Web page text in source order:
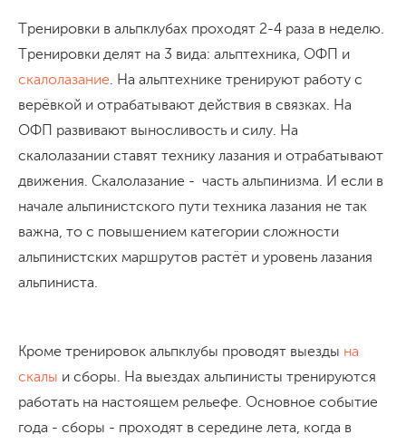
Тренировки в альпклубах проходят 2-4 раза в неделю.
Тренировки делят на 3 вида: альптехника, ОФП и
скалолазание. На альптехнике тренируют работу с
верёвкой и отрабатывают действия в связках. На
ОФП развивают выносливость и силу. На
скалолазании ставят технику лазания и отрабатывают
движения. Скалолазание - часть альпинизма. И если в
начале альпинистского пути техника лазания не так
важна, то с повышением категории сложности
альпинистских маршрутов растёт и уровень лазания
альпиниста.
Кроме тренировок альпклубы проводят выезды на
скалы и сборы. На выездах альпинисты тренируются
работать на настоящем рельефе. Основное событие
года - сборы - проходят в середине лета, когда в